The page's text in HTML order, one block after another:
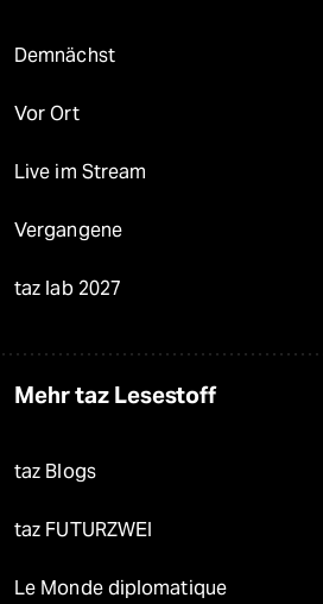
Demnächst
Vor Ort
Live im Stream
Vergangene
taz lab 2027
Mehr taz Lesestoff
taz Blogs
taz FUTURZWEI
Le Monde diplomatique